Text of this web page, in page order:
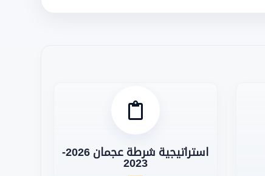
استراتيجية شرطة عجمان 2026-
2023